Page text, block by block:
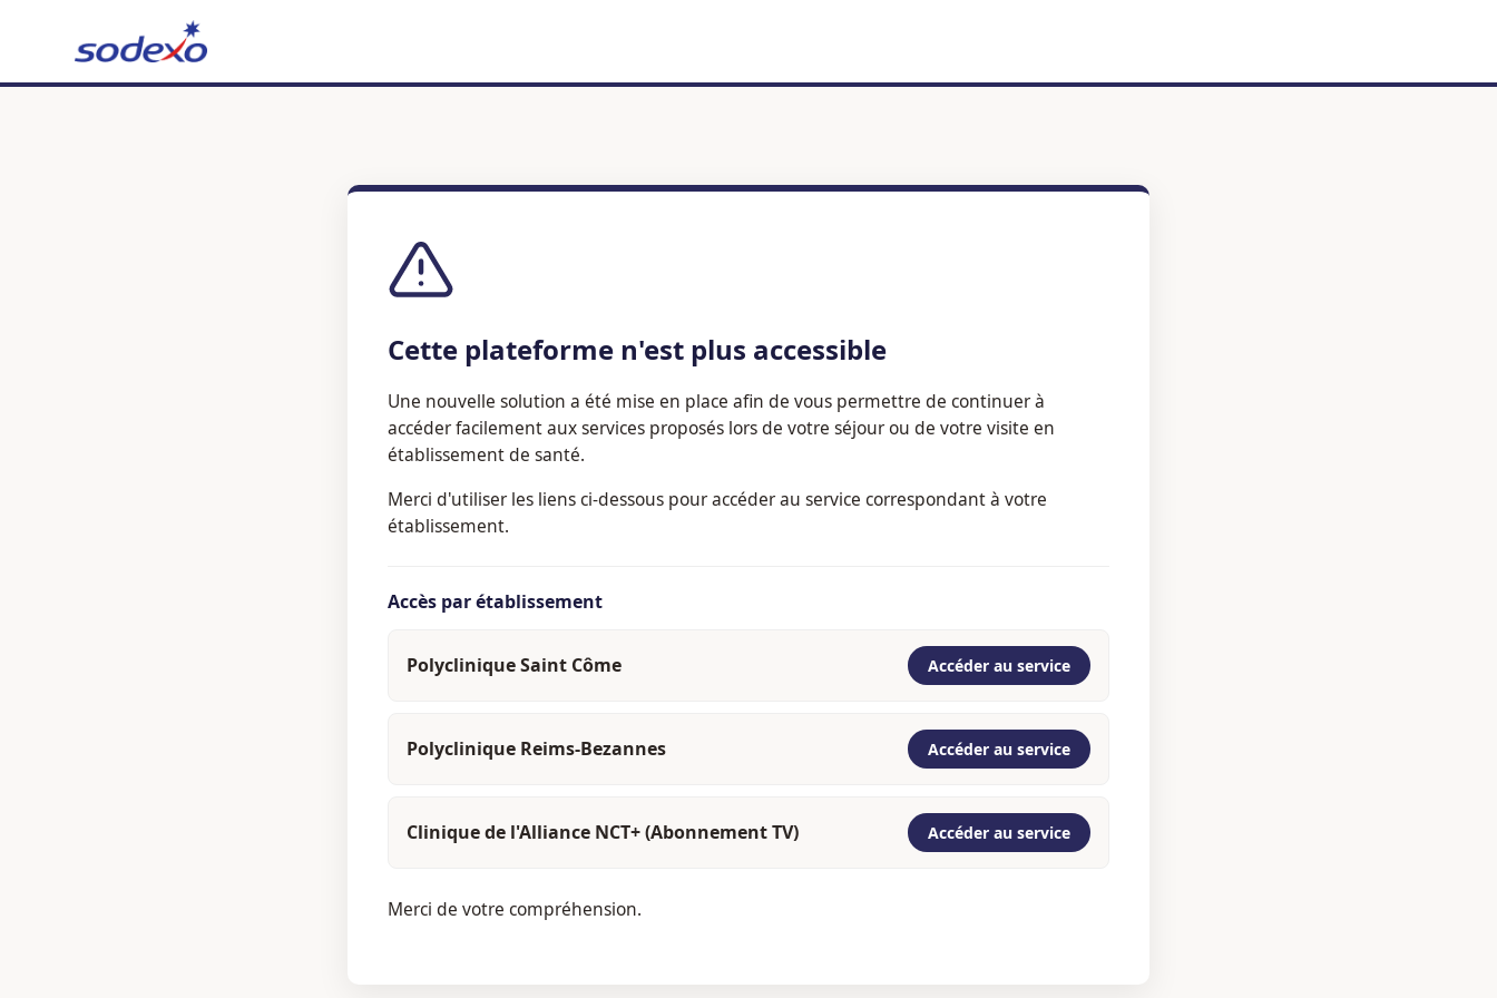
Cette plateforme n'est plus accessible
Une nouvelle solution a été mise en place afin de vous permettre de continuer à
accéder facilement aux services proposés lors de votre séjour ou de votre visite en
établissement de santé.
Merci d'utiliser les liens ci-dessous pour accéder au service correspondant à votre
établissement.
Accès par établissement
Polyclinique Saint Côme Accéder au service
Polyclinique Reims-Bezannes Accéder au service
Clinique de l'Alliance NCT+ (Abonnement TV) Accéder au service
Merci de votre compréhension.